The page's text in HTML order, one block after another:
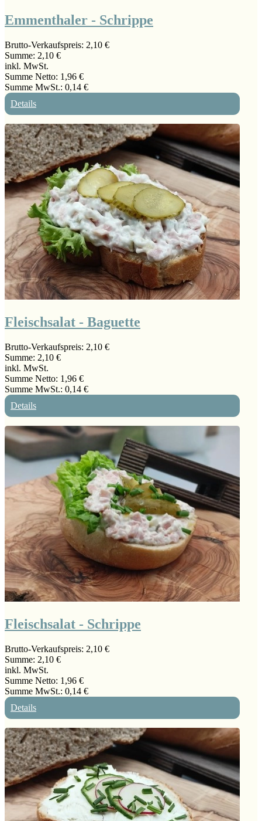
Emmenthaler - Schrippe
Brutto-Verkaufspreis: 2,10 €
Summe: 2,10 €
inkl. MwSt.
Summe Netto: 1,96 €
Summe MwSt.: 0,14 €
Details
Fleischsalat - Baguette
Brutto-Verkaufspreis: 2,10 €
Summe: 2,10 €
inkl. MwSt.
Summe Netto: 1,96 €
Summe MwSt.: 0,14 €
Details
Fleischsalat - Schrippe
Brutto-Verkaufspreis: 2,10 €
Summe: 2,10 €
inkl. MwSt.
Summe Netto: 1,96 €
Summe MwSt.: 0,14 €
Details